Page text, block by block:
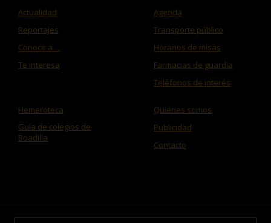
Actualidad
Reportajes
Conoce a ...
Te interesa
Agenda
Transporte público
Horarios de misas
Farmacias de guardia
Teléfonos de interés
Hemeroteca
Guía de colegios de
Boadilla
Quiénes somos
Publicidad
Contacto